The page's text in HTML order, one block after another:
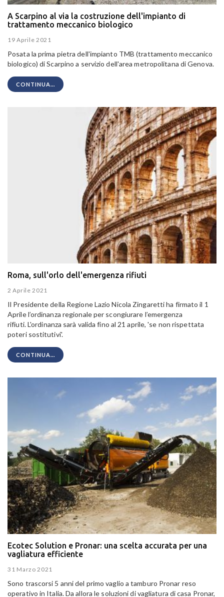
A Scarpino al via la costruzione dell'impianto di
trattamento meccanico biologico
19 Aprile 2021
Posata la prima pietra dell'impianto TMB (trattamento meccanico
biologico) di Scarpino a servizio dell'area metropolitana di Genova.
CONTINUA...
Roma, sull'orlo dell'emergenza rifiuti
2 Aprile 2021
Il Presidente della Regione Lazio Nicola Zingaretti ha firmato il 1
Aprile l’ordinanza regionale per scongiurare l’emergenza
rifiuti.L'ordinanza sarà valida fino al 21 aprile, 'se non rispettata
poteri sostitutivi'.
CONTINUA...
Ecotec Solution e Pronar: una scelta accurata per una
vagliatura efficiente
31 Marzo 2021
Sono trascorsi 5 anni del primo vaglio a tamburo Pronar reso
operativo in Italia. Da allora le soluzioni di vagliatura di casa Pronar,